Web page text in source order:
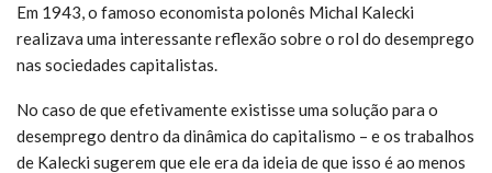
Em 1943, o famoso economista polonês Michal Kalecki
realizava uma interessante reflexão sobre o rol do desemprego
nas sociedades capitalistas.
No caso de que efetivamente existisse uma solução para o
desemprego dentro da dinâmica do capitalismo – e os trabalhos
de Kalecki sugerem que ele era da ideia de que isso é ao menos